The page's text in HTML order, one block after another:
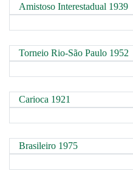
Amistoso Interestadual 1939
Torneio Rio-São Paulo 1952
Carioca 1921
Brasileiro 1975